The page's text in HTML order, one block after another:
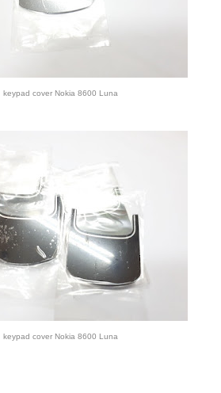
keypad cover Nokia 8600 Luna
keypad cover Nokia 8600 Luna